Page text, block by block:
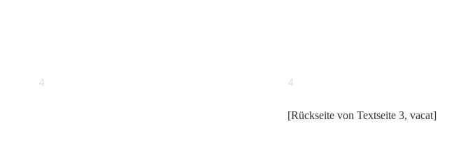
4 4
[Rückseite von Textseite 3, vacat]